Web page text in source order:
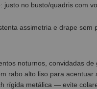
justo no busto/quadris com
assimetria e drape
noturnos, convidadas
rabo alto liso para
rígida metálica — evite